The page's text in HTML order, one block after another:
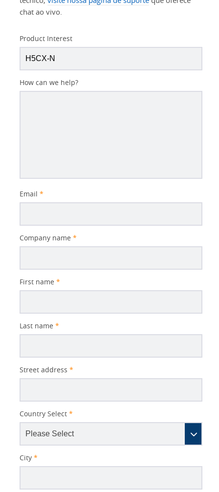
chat ao vivo.
Product Interest
How can we help?
Email *
Company name *
First name *
Last name *
Street address *
Country Select *
City *